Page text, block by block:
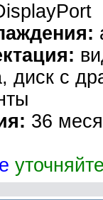
диск с
36